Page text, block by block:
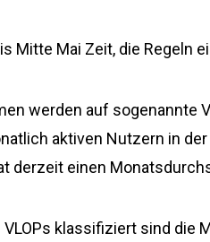
Mitte Mai Zeit, die Regeln
werden auf sogenannte
aktiven Nutzern in
derzeit einen
VLOPs klassifiziert sind die